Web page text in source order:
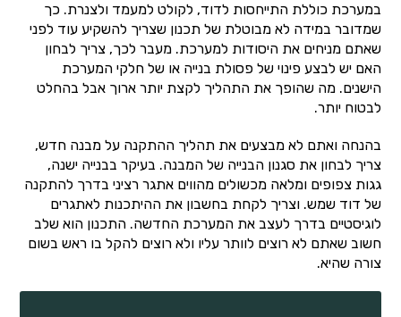
במערכת כוללת התייחסות לדוד, לקולט למעמד ולצנרת. כך
שמדובר במידה לא מבוטלת של תכנון שצריך להשקיע עוד לפני
שאתם מניחים את היסודות למערכת. מעבר לכך, צריך לבחון
האם יש לבצע פינוי של פסולת בנייה או של חלקי המערכת
הישנים. מה שהופך את התהליך לקצת יותר ארוך אבל בהחלט
לבטוח יותר.
בהנחה ואתם לא מבצעים את תהליך ההתקנה על מבנה חדש,
צריך לבחון את סגנון הבנייה של המבנה. בעיקר בבנייה ישנה,
גגות צפופים ומלאה מכשולים מהווים אתגר רציני בדרך להתקנה
של דוד שמש. וצריך לקחת בחשבון את ההיתכנות לאתגרים
לוגיסטיים בדרך לעצב את המערכת החדשה. התכנון הוא שלב
חשוב שאתם לא רוצים לוותר עליו ולא רוצים להקל בו ראש בשום
צורה שהיא.